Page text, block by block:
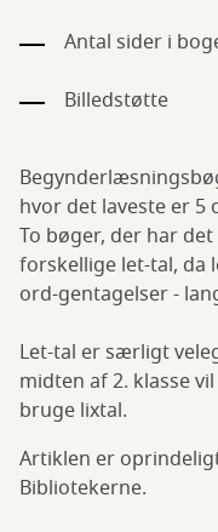
Antal sider i
Billedstøtte
hvor det laveste er 5
To bøger, der har
forskellige let-tal, da
ord-gentagelser -
Let-tal er særligt
midten af 2. klasse
bruge lixtal.
Artiklen er
Bibliotekerne.